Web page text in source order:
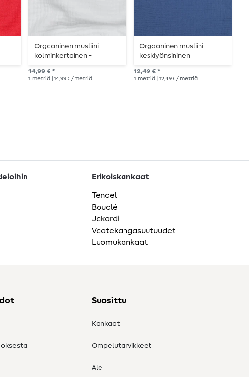
Orgaaninen musliini
kolminkertainen -
valkoinen
14,99 € *
1 metriä | 14,99 € / metriä
Orgaaninen musliini -
keskiyönsininen
12,49 € *
1 metriä | 12,49 € / metriä
Erikoiskankaat
Tencel
Bouclé
Jakardi
Vaatekangasuutuudet
Luomukankaat
Suosittu
Kankaat
Ompelutarvikkeet
Ale